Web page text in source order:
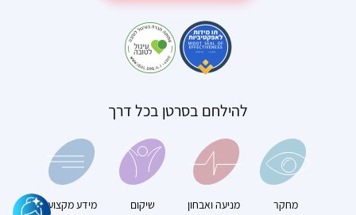
להילחם בסרטן בכל דרך
מחקר מניעה ואבחון שיקום מידע מקצועי